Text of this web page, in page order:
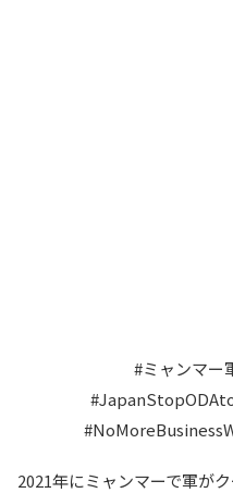
#ミャンマー
2021年にミャンマーで軍が